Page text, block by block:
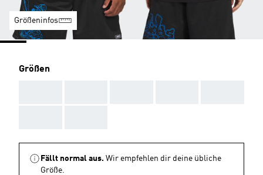
Größeninfos
Größen
Fällt normal aus. Wir empfehlen dir deine übliche
Größe.